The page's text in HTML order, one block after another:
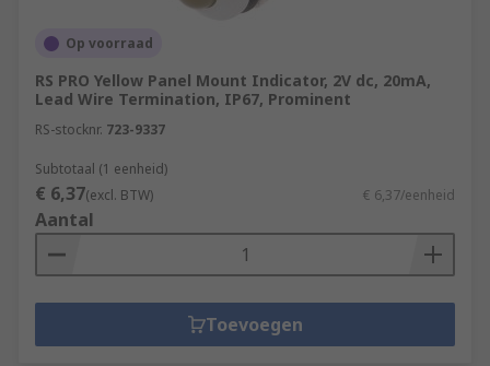
Op voorraad
RS PRO Yellow Panel Mount Indicator, 2V dc, 20mA,
Lead Wire Termination, IP67, Prominent
RS-stocknr. 723-9337
Subtotaal (1 eenheid)
€ 6,37(excl. BTW) € 6,37/eenheid
Aantal
Toevoegen